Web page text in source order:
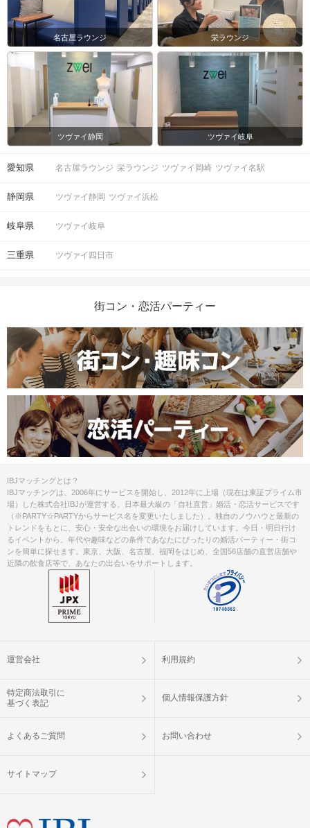
おおよそ2時間程度が目安となりますが、
解散時間の指定はございませんので、
皆さまでご相談しながらお楽しみください♪
＜Q&A＞
・最小開催人数：3対3程度
・お飲み物等のご用意はございません。各自ご用意ください。
・パーティー時間は2時間程度を予定しています。
※パーティー開始後、スタッフは同行いたしません
アクセス
マップ・アクセス案内を見る
注意事項
持ち物
スマートフォン・顔写真付きの身分証
（運転免許証、マイナンバーカード、
パスポートなど）
お食事
飲み物
お飲み物等の提供はございません。各
自でご購入ください。
服装 清潔感のある服装でお越しください。
注意事項
※こちらのPARTYの超早割には人数制
※各種キャンペーン・クーポンは適用
りキャンセルされた場合、参加費と同
名古屋ラウンジ 栄ラウンジ
ツヴァイ静岡 ツヴァイ岐阜
愛知県 名古屋ラウンジ 栄ラウンジ ツヴァイ岡崎 ツヴァイ名駅
静岡県 ツヴァイ静岡 ツヴァイ浜松
岐阜県 ツヴァイ岐阜
三重県 ツヴァイ四日市
街コン・恋活パーティー
IBJマッチングとは？
IBJマッチングは、2006年にサービスを開始し、2012年に上場（現在は東証プライム市
場）した株式会社IBJが運営する、日本最大級の「自社直営」婚活・恋活サービスです
（※PARTY☆PARTYからサービス名を変更いたしました）。独自のノウハウと最新の
トレンドをもとに、安心・安全な出会いの環境をお届けしています。今日・明日行け
るイベントから、年代や趣味などの条件であなたにぴったりの婚活パーティー・街コ
ンを簡単に探せます。東京、大阪、名古屋、福岡をはじめ、全国56店舗の直営店舗や
近隣の飲食店等で、あなたの出会いをサポートします。
運営会社 利用規約
特定商法取引に
基づく表記
個人情報保護方針
よくあるご質問 お問い合わせ
サイトマップ